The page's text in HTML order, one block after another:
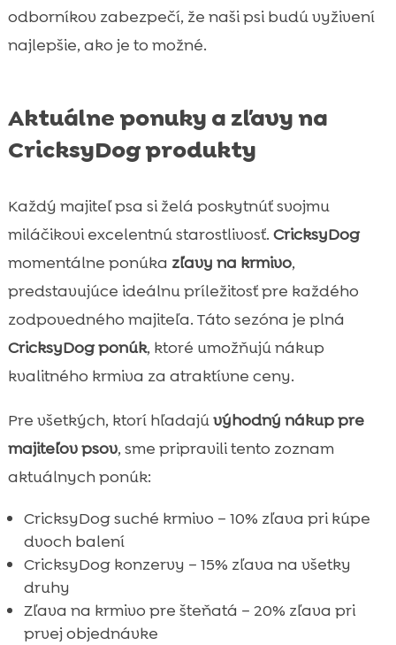
odborníkov zabezpečí, že naši psi budú vyživení
najlepšie, ako je to možné.
Aktuálne ponuky a zľavy na
CricksyDog produkty
Každý majiteľ psa si želá poskytnúť svojmu
miláčikovi excelentnú starostlivosť. CricksyDog
momentálne ponúka zľavy na krmivo,
predstavujúce ideálnu príležitosť pre každého
zodpovedného majiteľa. Táto sezóna je plná
CricksyDog ponúk, ktoré umožňujú nákup
kvalitného krmiva za atraktívne ceny.
Pre všetkých, ktorí hľadajúvýhodný nákup pre
majiteľov psov, sme pripravili tento zoznam
aktuálnych ponúk:
CricksyDog suché krmivo – 10% zľava pri kúpe
dvoch balení
CricksyDog konzervy – 15% zľava na všetky
druhy
Zľava na krmivo pre šteňatá – 20% zľava pri
prvej objednávke